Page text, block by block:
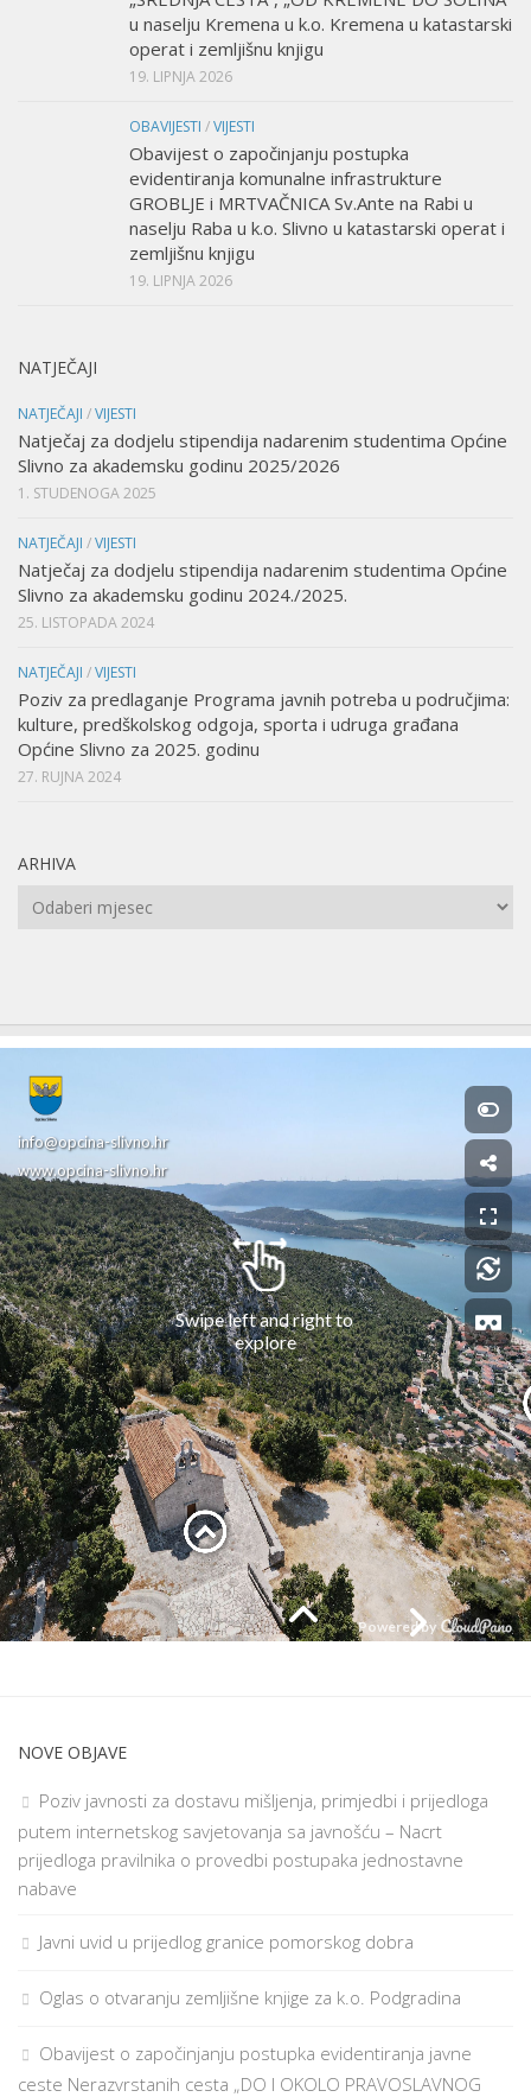
u naselju Kremena u k.o. Kremena u katastarski
operat i zemljišnu knjigu
19. LIPNJA 2026
OBAVIJESTI /VIJESTI
Obavijest o započinjanju postupka
evidentiranja komunalne infrastrukture
GROBLJE i MRTVAČNICA Sv.Ante na Rabi u
naselju Raba u k.o. Slivno u katastarski operat i
zemljišnu knjigu
19. LIPNJA 2026
NATJEČAJI
NATJEČAJI /VIJESTI
Natječaj za dodjelu stipendija nadarenim studentima Općine
Slivno za akademsku godinu 2025/2026
1. STUDENOGA 2025
NATJEČAJI /VIJESTI
Natječaj za dodjelu stipendija nadarenim studentima Općine
Slivno za akademsku godinu 2024./2025.
25. LISTOPADA 2024
NATJEČAJI /VIJESTI
Poziv za predlaganje Programa javnih potreba u područjima:
kulture, predškolskog odgoja, sporta i udruga građana
Općine Slivno za 2025. godinu
27. RUJNA 2024
ARHIVA
Arhiva
NOVE OBJAVE
Poziv javnosti za dostavu mišljenja, primjedbi i prijedloga
putem internetskog savjetovanja sa javnošću – Nacrt
prijedloga pravilnika o provedbi postupaka jednostavne
nabave
Javni uvid u prijedlog granice pomorskog dobra
Oglas o otvaranju zemljišne knjige za k.o. Podgradina
Obavijest o započinjanju postupka evidentiranja javne
ceste Nerazvrstanih cesta „DO I OKOLO PRAVOSLAVNOG